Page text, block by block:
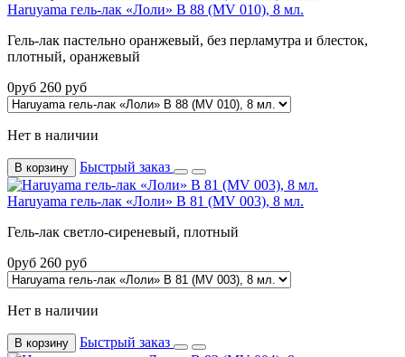
Haruyama гель-лак «Лоли» B 88 (MV 010), 8 мл.
Гель-лак пастельно оранжевый, без перламутра и блесток,
плотный, оранжевый
0руб 260 руб
Нет в наличии
В корзину Быстрый заказ
Haruyama гель-лак «Лоли» B 81 (MV 003), 8 мл.
Гель-лак светло-сиреневый, плотный
0руб 260 руб
Нет в наличии
В корзину Быстрый заказ